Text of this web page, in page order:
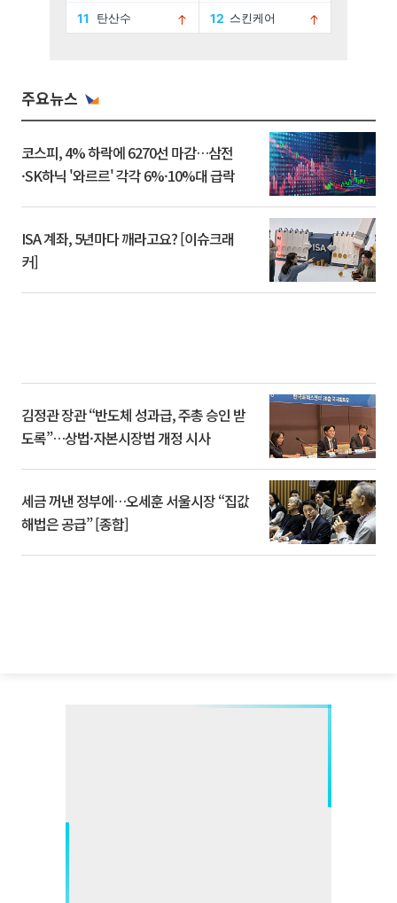
주요뉴스
코스피, 4% 하락에 6270선 마감…삼전
·SK하닉 '와르르' 각각 6%·10%대 급락
ISA 계좌, 5년마다 깨라고요? [이슈크래
커]
김정관 장관 “반도체 성과급, 주총 승인 받
도록”…상법·자본시장법 개정 시사
세금 꺼낸 정부에…오세훈 서울시장 “집값
해법은 공급” [종합]